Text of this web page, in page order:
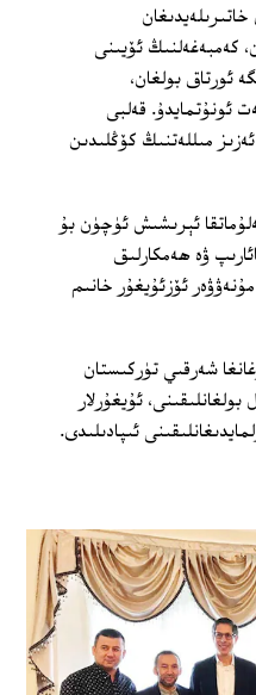
كەمبەغەلنىڭ ئۆيىنى
ئورتاق بولغان،
ئونۇتمايدۇ. قەلبى
مىللەتنىڭ كۆڭلىدىن
ئېرىشىش ئۈچۈن بۇ
ۋە ھەمكارلىق
ئۆزئۇيغۇر خانىم
شەرقىي تۈركىستان
ئۇيغۇرلار
ئىپادىلىدى.